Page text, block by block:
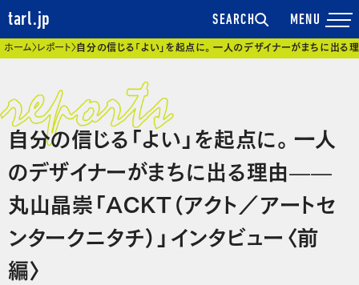
tarl.jp SEARCH
現在位置
ホーム レポート 自分の信じる「よい」を起点に。一人のデザイナーがまちに出る
自分の信じる「よい」を起点に。一人
のデザイナーがまちに出る理由——
丸山晶崇「ACKT（アクト／アートセ
ンタークニタチ）」インタビュー〈前
編〉